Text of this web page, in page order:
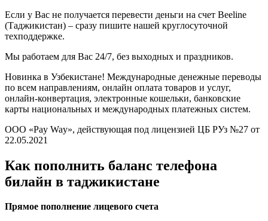
Если у Вас не получается перевести деньги на счет Beeline
(Таджикистан) – сразу пишите нашей круглосуточной
техподдержке.
Мы работаем для Вас 24/7, без выходных и праздников.
Новинка в Узбекистане! Международные денежные переводы
по всем направлениям, онлайн оплата товаров и услуг,
онлайн-конвертация, электронные кошельки, банковские
карты национальных и международных платежных систем.
ООО «Pay Way», действующая под лицензией ЦБ РУз №27 от
22.05.2021
Как пополнить баланс телефона
билайн в таджикистане
Прямое пополнение лицевого счета